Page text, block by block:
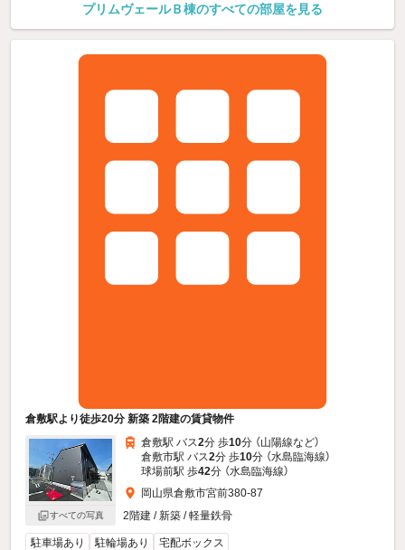
プリムヴェールＢ棟のすべての部屋を見る
倉敷駅より徒歩20分 新築 2階建の賃貸物件
すべての写真
倉敷駅 バス2分 歩10分 （山陽線など）
倉敷市駅 バス2分 歩10分 （水島臨海線）
球場前駅 歩42分 （水島臨海線）
岡山県倉敷市宮前380-87
2階建 / 新築 / 軽量鉄骨
駐車場あり 駐輪場あり 宅配ボックス